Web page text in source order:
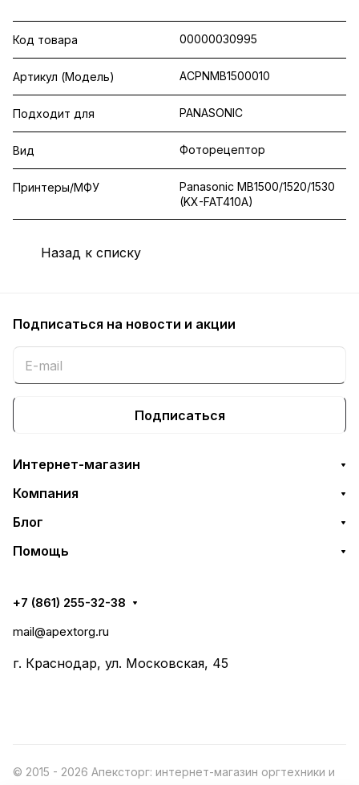
Код товара 00000030995
Артикул (Модель) ACPNMB1500010
Подходит для PANASONIC
Вид Фоторецептор
Принтеры/МФУ
Panasonic MB1500/1520/1530
(KX-FAT410A)
Назад к списку
Подписаться на новости и акции
Подписаться
Интернет-магазин
Компания
Блог
Помощь
+7 (861) 255-32-38
mail@apextorg.ru
г. Краснодар, ул. Московская, 45
© 2015 - 2026 Апексторг: интернет-магазин оргтехники и